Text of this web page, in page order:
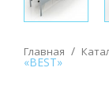
Главная /
«BEST»